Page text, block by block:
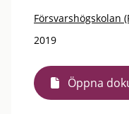
Försvarshögskolan
2019
Öppna